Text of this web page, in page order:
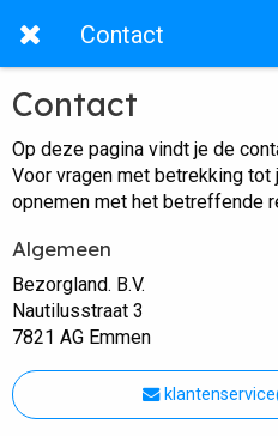
Contact
Contact
Op deze pagina vindt je de
Voor vragen met betrekking
opnemen met het betreffende
Algemeen
Bezorgland. B.V.
Nautilusstraat 3
7821 AG Emmen